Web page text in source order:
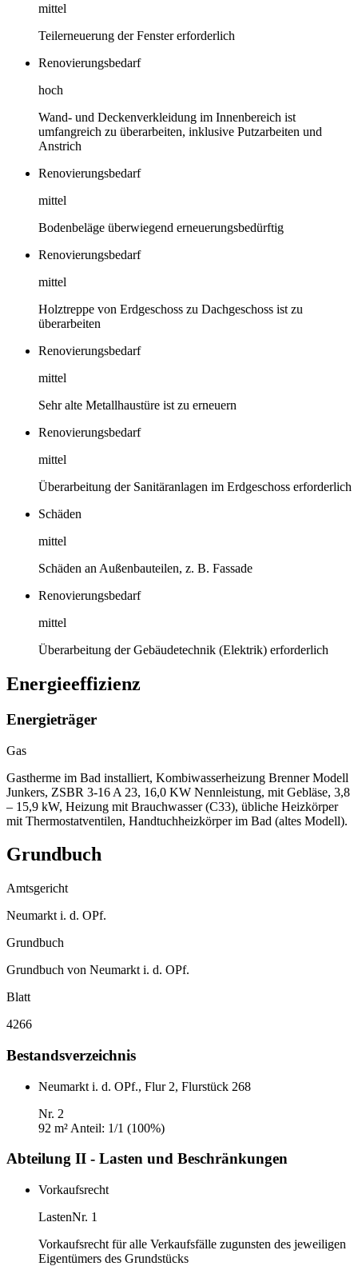
mittel
Teilerneuerung der Fenster erforderlich
Renovierungsbedarf
hoch
Wand- und Deckenverkleidung im Innenbereich ist
umfangreich zu überarbeiten, inklusive Putzarbeiten und
Anstrich
Renovierungsbedarf
mittel
Bodenbeläge überwiegend erneuerungsbedürftig
Renovierungsbedarf
mittel
Holztreppe von Erdgeschoss zu Dachgeschoss ist zu
überarbeiten
Renovierungsbedarf
mittel
Sehr alte Metallhaustüre ist zu erneuern
Renovierungsbedarf
mittel
Überarbeitung der Sanitäranlagen im Erdgeschoss erforderlich
Schäden
mittel
Schäden an Außenbauteilen, z. B. Fassade
Renovierungsbedarf
mittel
Überarbeitung der Gebäudetechnik (Elektrik) erforderlich
Energieeffizienz
Energieträger
Gas
Gastherme im Bad installiert, Kombiwasserheizung Brenner Modell
Junkers, ZSBR 3-16 A 23, 16,0 KW Nennleistung, mit Gebläse, 3,8
– 15,9 kW, Heizung mit Brauchwasser (C33), übliche Heizkörper
mit Thermostatventilen, Handtuchheizkörper im Bad (altes Modell).
Grundbuch
Amtsgericht
Neumarkt i. d. OPf.
Grundbuch
Grundbuch von Neumarkt i. d. OPf.
Blatt
4266
Bestandsverzeichnis
Neumarkt i. d. OPf., Flur 2, Flurstück 268
Nr. 2
92 m² Anteil: 1/1 (100%)
Abteilung II - Lasten und Beschränkungen
Vorkaufsrecht
LastenNr. 1
Vorkaufsrecht für alle Verkaufsfälle zugunsten des jeweiligen
Eigentümers des Grundstücks